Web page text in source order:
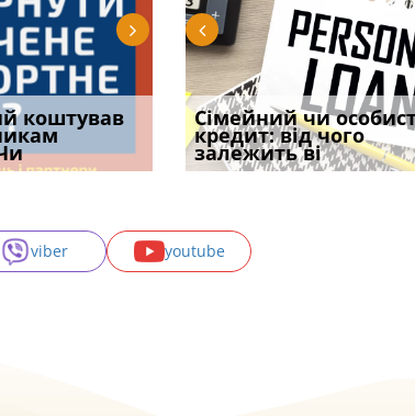
для
шкоди
Документи, на яких не
проставляється
апостиль: пер
коштував Огляд практики ВС від
Ростислава Кравця, що
опублі
ФОП
2026 році:
Сімейний чи
кредит: від чого
залежить ві
Восьмий ААС
підтвердив, що
може скас
viber youtube